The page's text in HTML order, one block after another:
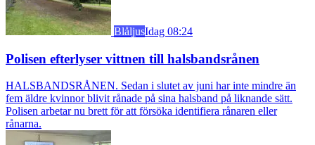
BlåljusIdag 08:24
Polisen efterlyser vittnen till halsbandsrånen
HALSBANDSRÅNEN. Sedan i slutet av juni har inte mindre än
fem äldre kvinnor blivit rånade på sina halsband på liknande sätt.
Polisen arbetar nu brett för att försöka identifiera rånaren eller
rånarna.